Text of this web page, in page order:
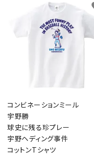
コンビネーションミール
宇野勝
球史に残る珍プレー
宇野ヘディング事件
コットンTシャツ